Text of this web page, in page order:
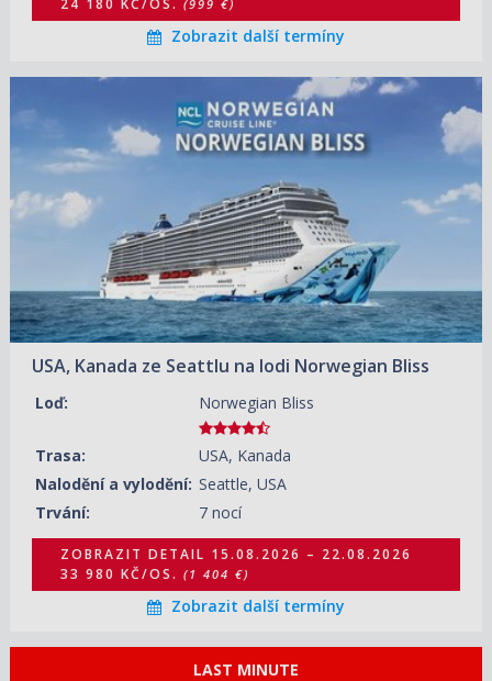
24 180 KČ/OS. (999 €)
Zobrazit další termíny
USA, Kanada ze Seattlu na lodi Norwegian Bliss
Loď: Norwegian Bliss
Trasa:
USA, Kanada
Nalodění a vylodění: Seattle, USA
Trvání:
7 nocí
ZOBRAZIT DETAIL
15.08.2026 – 22.08.2026
33 980 KČ/OS.
(1 404 €)
ZOBRAZIT DETAIL
22.08.2026 – 29.08.2026
24 900 KČ/OS.
(1 029 €)
ZOBRAZIT DETAIL
29.08.2026 – 05.09.2026
21 630 KČ/OS.
(894 €)
ZOBRAZIT DETAIL
05.09.2026 – 12.09.2026
21 630 KČ/OS.
(894 €)
ZOBRAZIT DETAIL
01.05.2027 – 08.05.2027
08.05.2027 – 15.05.2027
(929 €)
15.05.2027 – 22.05.2027
ZOBRAZIT DETAIL 15.08.2026 – 22.08.2026
33 980 KČ/OS. (1 404 €)
Zobrazit další termíny
LAST MINUTE